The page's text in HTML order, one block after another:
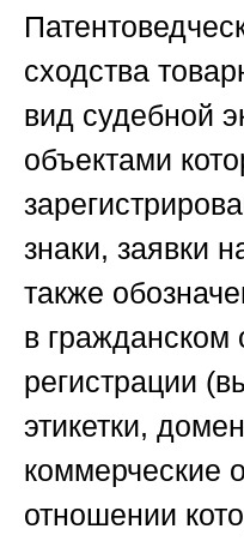
сходства
вид судебной
объектами
знаки, заявки
также
в гражданском
регистрации
этикетки,
коммерческие
отношении